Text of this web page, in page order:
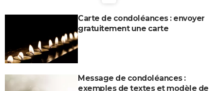
Carte de condoléances : envoyer
gratuitement une carte
Message de condoléances :
exemples de textes et modèle de